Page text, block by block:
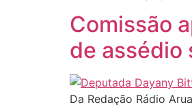
Comissão
de assédio
Da Redação Rádio